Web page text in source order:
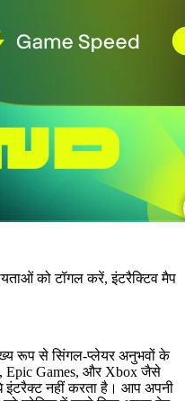
को टॉगल करें, इंटरैक्टिव मैप
रूप से सिंगल-प्लेयर अनुभवों के
Epic Games, और Xbox जैसे
इंटरैक्ट नहीं करता है। आप अपनी